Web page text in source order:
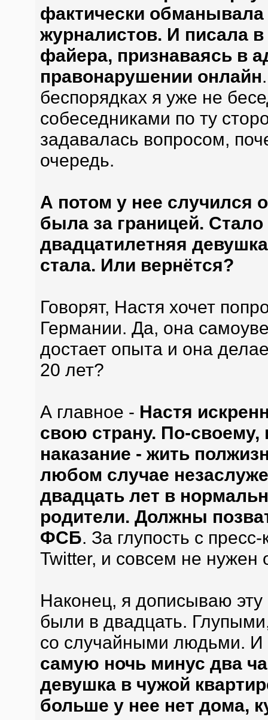
фактически
журналистов. И писала
файера, признаваясь в
правонарушении онлайн
беспорядках я уже не
собеседниками по ту
задавалась вопросом,
очередь.
А потом у нее случился
была за границей. Стало
двадцатилетняя
стала. Или вернётся?
Говорят, Настя хочет
Германии. Да, она
достает опыта и она
20 лет?
А главное - Настя
свою страну. По-своему,
наказание - жить
любом случае
двадцать лет в
родители. Должны
ФСБ. За глупость с
Twitter, и совсем не нужен
Наконец, я дописываю
были в двадцать.
со случайными людьми. И
самую ночь минус два
девушка в чужой
больше у нее нет дома,